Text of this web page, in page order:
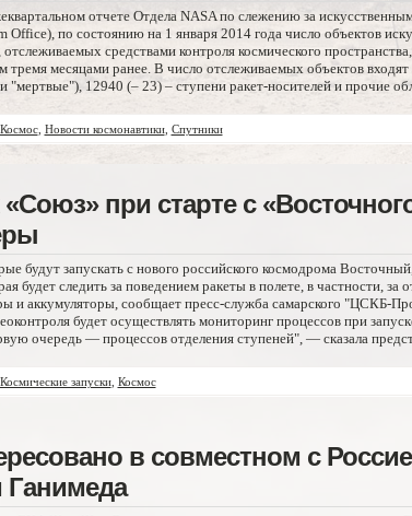
отчете Отдела NASA по слежению за
Office), по состоянию на 1 января 2014 года число объектов
средствами контроля космического
тремя месяцами ранее. В число отслеживаемых объектов
12940 (– 23) – ступени ракет-носителей и прочие
Космос, Новости космонавтики, Спутники
«Союз» при старте с
будут запускать с нового российского космодрома
будет следить за поведением ракеты в полете, в частности, за
и аккумуляторы, сообщает пресс-служба самарского "ЦСКБ-
будет осуществлять мониторинг процессов при
очередь — процессов отделения ступеней", — сказала
Космические запуски, Космос
в совместном с